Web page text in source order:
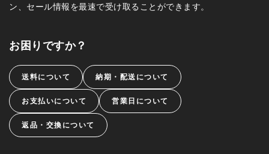
ン、セール情報を最速で受け取ることができます。
お困りですか？
送料について 納期・配送について
お支払いについて 営業日について
返品・交換について